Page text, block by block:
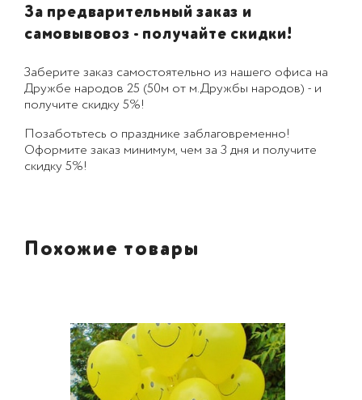
За предварительный заказ и
самовывовоз - получайте скидки!
Заберите заказ самостоятельно из нашего офиса на
Дружбе народов 25 (50м от м.Дружбы народов) - и
получите скидку 5%!
Позаботьтесь о празднике заблаговременно!
Оформите заказ минимум, чем за 3 дня и получите
скидку 5%!
Похожие товары